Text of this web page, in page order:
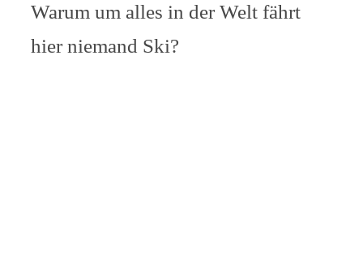
Warum um alles in der Welt fährt
hier niemand Ski?